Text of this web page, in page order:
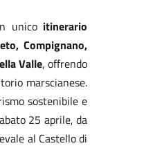
unico itinerario
Compignano,
Valle, offrendo
marscianese.
sostenibile e
25 aprile, da
al Castello di